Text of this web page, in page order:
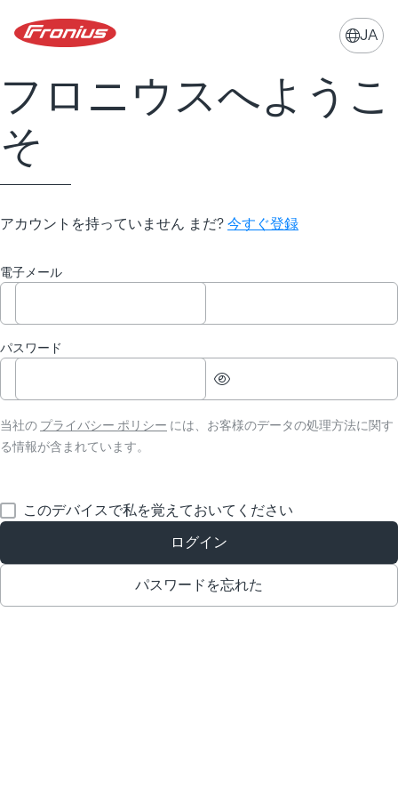
globeJA
フロニウスへようこ
そ
アカウントを持っていません まだ? 今すぐ登録
電子メール
パスワード
eye
当社の プライバシー ポリシー には、お客様のデータの処理方法に関す
る情報が含まれています。
このデバイスで私を覚えておいてください
ログイン
パスワードを忘れた